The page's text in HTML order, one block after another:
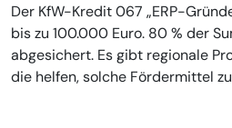
Der KfW-Kredit 067 „ERP-
bis zu 100.000 Euro. 80 % der
abgesichert. Es gibt regionale
die helfen, solche Fördermittel